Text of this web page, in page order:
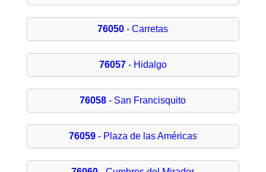
76050 - Carretas
76057- Hidalgo
76058 - San Francisquito
76059- Plaza de las Américas